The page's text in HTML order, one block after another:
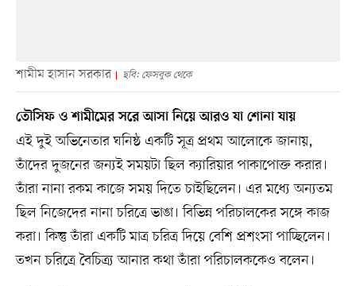
শামীম হাসান সরকার ছবি: ফেসবুক থেকে
তৌসিফ ও শামীমের সরে আসা নিয়ে আরও যা শোনা যায়
এই দুই অভিনেতার ঘনিষ্ঠ একটি সূত্র প্রথম আলোকে জানায়,
তাঁদের দুজনের জন্যই সময়টা ছিল ক্যারিয়ার পাকাপোক্ত করার।
তাঁরা নানা রকম কাজে সময় দিতে চাইছিলেন। এর মধ্যে অন্যতম
ছিল নিজেদের নানা চরিত্রে ভাঙা। বিভিন্ন পরিচালকের সঙ্গে কাজ
করা। কিন্তু তাঁরা একটি মাত্র চরিত্র দিয়ে বেশি প্রশংসা পাচ্ছিলেন।
তখন চরিত্রে বৈচিত্র্য আনার কথা তাঁরা পরিচালককেও বলেন।